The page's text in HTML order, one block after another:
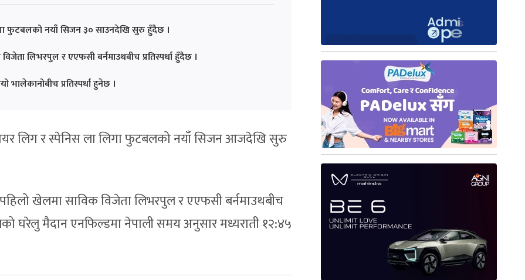
फुटबलको नयाँ सिजन ३० साउनदेखि सुरु हुँदैछ ।
लिभरपुल र एएफसी बर्नमाउथबीच प्रतिस्पर्धा हुँदैछ ।
भालेकानोबीच प्रतिस्पर्धा हुनेछ ।
लिग र स्पेनिस ला लिगा फुटबलको नयाँ सिजन आजदेखि सुरु
खेलमा साविक विजेता लिभरपुल र एएफसी बर्नमाउथबीच
घरेलु मैदान एनफिल्डमा नेपाली समय अनुसार मध्यराती १२:४५